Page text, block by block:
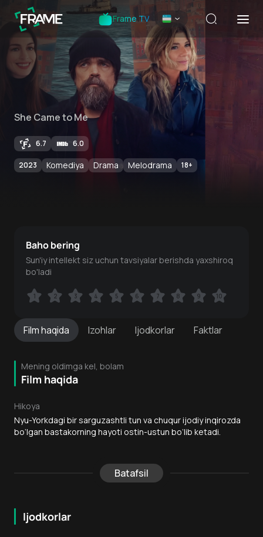
Frame TV
She Came to Me
6.7 6.0
2023 Komediya Drama Melodrama 18+
Filmhaqida Izohlar Ijodkorlar Faktlar
Mening oldimga kel, bolam
Film haqida
Hikoya
Nyu-Yorkdagi bir sarguzashtli tun va chuqur ijodiy inqirozda
bo‘lgan bastakorning hayoti ostin-ustun bo‘lib ketadi.
Batafsil
Ijodkorlar
Baho bering
Sun'iy intellekt siz uchun tavsiyalar berishda yaxshiroq
bo'ladi
1 2 3 4 5 6 7 8 9 10
1 2 3 4 5 6 7 8 9 10